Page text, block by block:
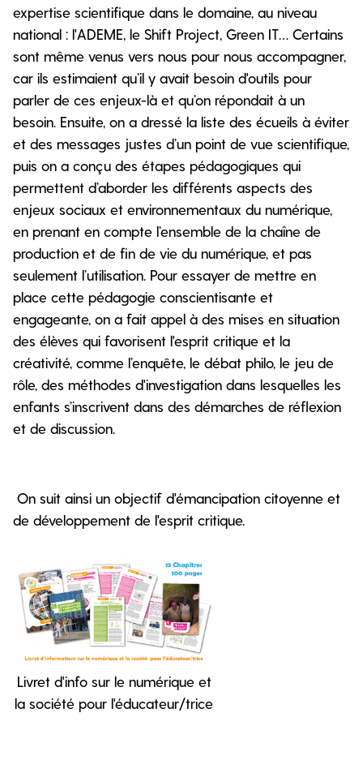
expertise scientifique dans le domaine, au niveau
national : l'ADEME, le Shift Project, Green IT… Certains
sont même venus vers nous pour nous accompagner,
car ils estimaient qu’il y avait besoin d'outils pour
parler de ces enjeux-là et qu’on répondait à un
besoin. Ensuite, on a dressé la liste des écueils à éviter
et des messages justes d’un point de vue scientifique,
puis on a conçu des étapes pédagogiques qui
permettent d’aborder les différents aspects des
enjeux sociaux et environnementaux du numérique,
en prenant en compte l’ensemble de la chaîne de
production et de fin de vie du numérique, et pas
seulement l’utilisation. Pour essayer de mettre en
place cette pédagogie conscientisante et
engageante, on a fait appel à des mises en situation
des élèves qui favorisent l'esprit critique et la
créativité, comme l’enquête, le débat philo, le jeu de
rôle, des méthodes d'investigation dans lesquelles les
enfants s’inscrivent dans des démarches de réflexion
et de discussion.
On suit ainsi un objectif d'émancipation citoyenne et
de développement de l'esprit critique.
Livret d'info sur le numérique et
la société pour l'éducateur/trice